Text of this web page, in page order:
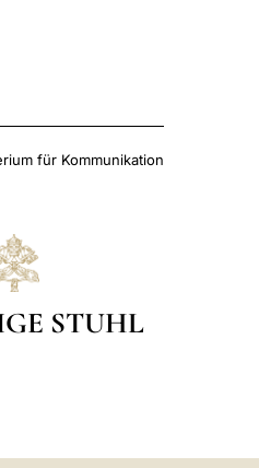
für Kommunikation
STUHL